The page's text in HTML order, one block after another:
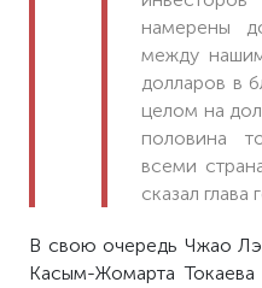
намерены
между
долларов в
целом на
половина
всеми
сказал глава
В свою очередь Чжао
Касым-Жомарта Токаева